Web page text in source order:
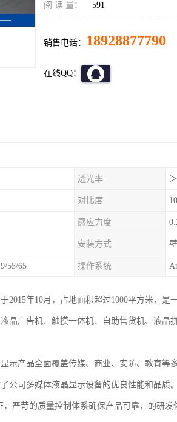
阅 读 量： 591
销售电话： 18928877790
在线QQ：
透光率
对比度
感应力度
安装方式
55/65 操作系统
2015年10月，占地面积超过1000平方米，是
晶广告机、触摸一体机、自助售货机、液晶
示产品全面覆盖传媒、商业、安防、教育等
公司多媒体液晶显示设备的优良性能和品质
，严苛的质量控制体系确保产品可靠，的研